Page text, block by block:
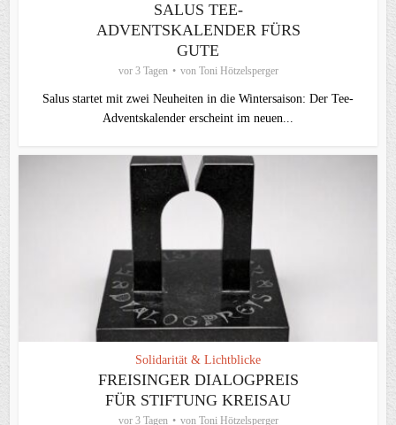
SALUS TEE-
ADVENTSKALENDER FÜRS
GUTE
vor 3 Tagen von Toni Hötzelsperger
Salus startet mit zwei Neuheiten in die Wintersaison: Der Tee-
Adventskalender erscheint im neuen...
Solidarität & Lichtblicke
FREISINGER DIALOGPREIS
FÜR STIFTUNG KREISAU
vor 3 Tagen von Toni Hötzelsperger